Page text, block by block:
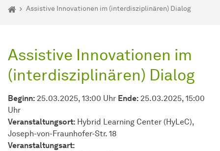
Sie sind hier:
Startseite
Assistive Innovationen im (interdisziplinären) Dialog
Assistive Innovationen im
(interdisziplinären) Dialog
Beginn: 25.03.2025, 13:00 Uhr Ende: 25.03.2025, 15:00
Uhr
Veranstaltungsort: Hybrid Learning Center (HyLeC),
Joseph-von-Fraunhofer-Str. 18
Veran­stal­tungs­art: